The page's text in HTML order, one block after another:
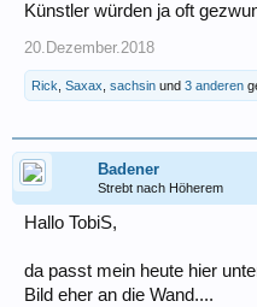
Künstler würden ja oft
20.Dezember.2018
Rick Saxax sachsin und 3 anderen
Badener
Strebt nach Höherem
Hallo TobiS,
da passt mein heute hier
Bild eher an die Wand....